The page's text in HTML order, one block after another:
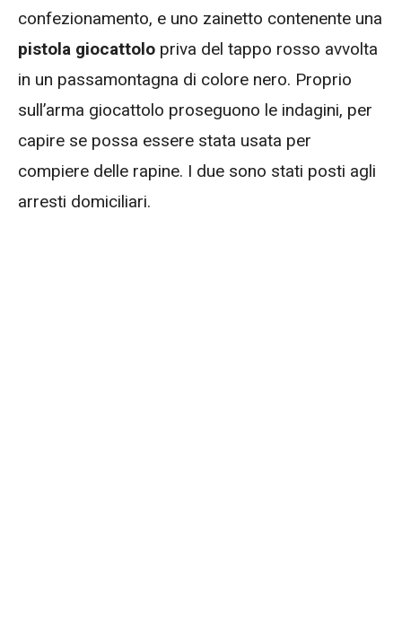
confezionamento, e uno zainetto contenente una
pistola giocattolo priva del tappo rosso avvolta
in un passamontagna di colore nero. Proprio
sull’arma giocattolo proseguono le indagini, per
capire se possa essere stata usata per
compiere delle rapine. I due sono stati posti agli
arresti domiciliari.